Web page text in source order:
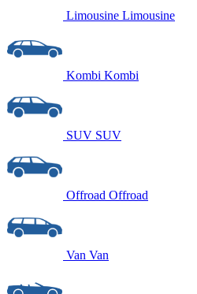
Limousine Limousine
Kombi Kombi
SUV SUV
Offroad Offroad
Van Van